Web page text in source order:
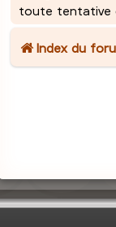
toute tentative
Index du